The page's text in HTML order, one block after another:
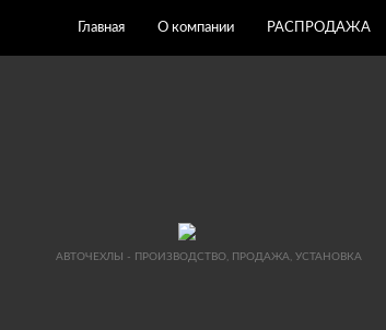
Главная О компании РАСПРОДАЖА
АВТОЧЕХЛЫ - ПРОИЗВОДСТВО, ПРОДАЖА, УСТАНОВКА